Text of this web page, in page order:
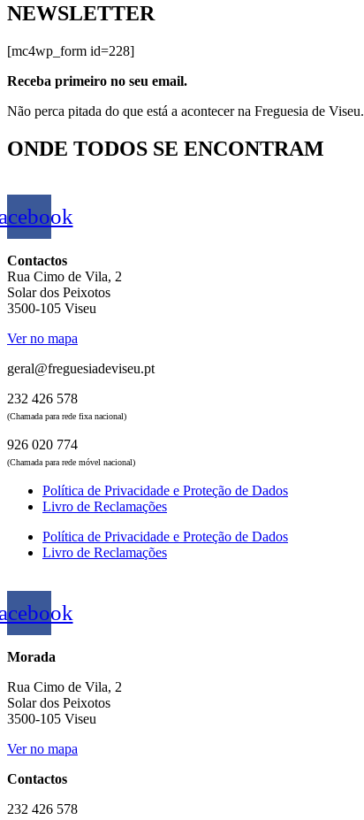
NEWSLETTER
[mc4wp_form id=228]
Receba primeiro no seu email.
Não perca pitada do que está a acontecer na Freguesia de Viseu.
ONDE TODOS SE ENCONTRAM
Contactos
Rua Cimo de Vila, 2
Solar dos Peixotos
3500-105 Viseu
Ver no mapa
geral@freguesiadeviseu.pt
232 426 578
(Chamada para rede fixa nacional)
926 020 774
(Chamada para rede móvel nacional)
Política de Privacidade e Proteção de Dados
Livro de Reclamações
Política de Privacidade e Proteção de Dados
Livro de Reclamações
Morada
Rua Cimo de Vila, 2
Solar dos Peixotos
3500-105 Viseu
Ver no mapa
Contactos
232 426 578